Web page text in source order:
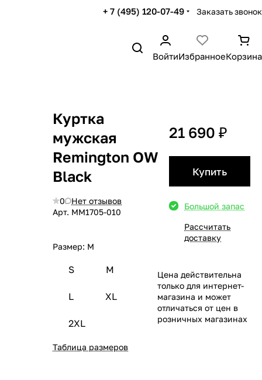
+ 7 (495) 120-07-49 Заказать звонок
ВойтиИзбранноеКорзина
Куртка
мужская
Remington OW
Black
0
Нет отзывов
Арт. MM1705-010
Размер: M
S M
L XL
2XL
Таблица размеров
21 690 ₽
Купить
Большой запас
Рассчитать
доставку
Цена действительна
только для интернет-
магазина и может
отличаться от цен в
розничных магазинах